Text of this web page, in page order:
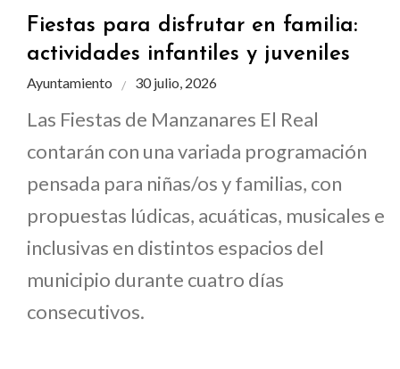
Fiestas para disfrutar en familia:
actividades infantiles y juveniles
Ayuntamiento 30 julio, 2026
Las Fiestas de Manzanares El Real
contarán con una variada programación
pensada para niñas/os y familias, con
propuestas lúdicas, acuáticas, musicales e
inclusivas en distintos espacios del
municipio durante cuatro días
consecutivos.